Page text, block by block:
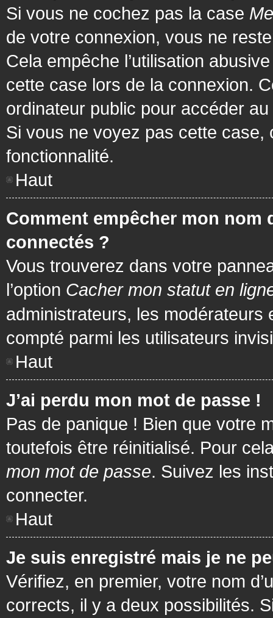
Si vous ne cochez pas la case
de votre connexion, vous ne
Cela empêche l’utilisation
cette case lors de la connexion.
ordinateur public pour accéder
Si vous ne voyez pas cette case,
fonctionnalité.
Haut
Comment empêcher mon nom
connectés ?
Vous trouverez dans votre
l’option Cacher mon statut en
administrateurs, les
compté parmi les utilisateurs
Haut
J’ai perdu mon mot de passe !
Pas de panique ! Bien que votre
toutefois être réinitialisé. Pour
mon mot de passe. Suivez les
connecter.
Haut
Je suis enregistré mais je ne
Vérifiez, en premier, votre nom
corrects, il y a deux possibilités.